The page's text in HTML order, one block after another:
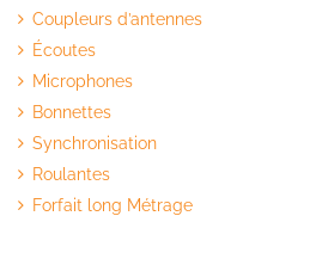
Coupleurs d’antennes
Écoutes
Microphones
Bonnettes
Synchronisation
Roulantes
Forfait long Métrage